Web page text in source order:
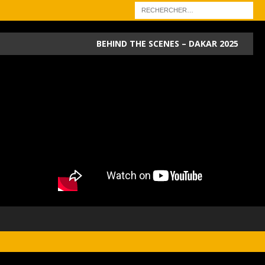
BEHIND THE SCENES – DAKAR 2025